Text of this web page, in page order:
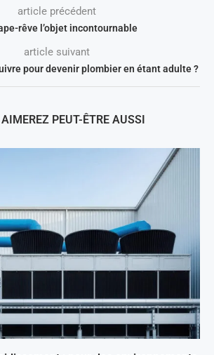
article précédent
rêve l’objet incontournable
article suivant
pour devenir plombier en étant adulte ?
PEUT-ÊTRE AUSSI